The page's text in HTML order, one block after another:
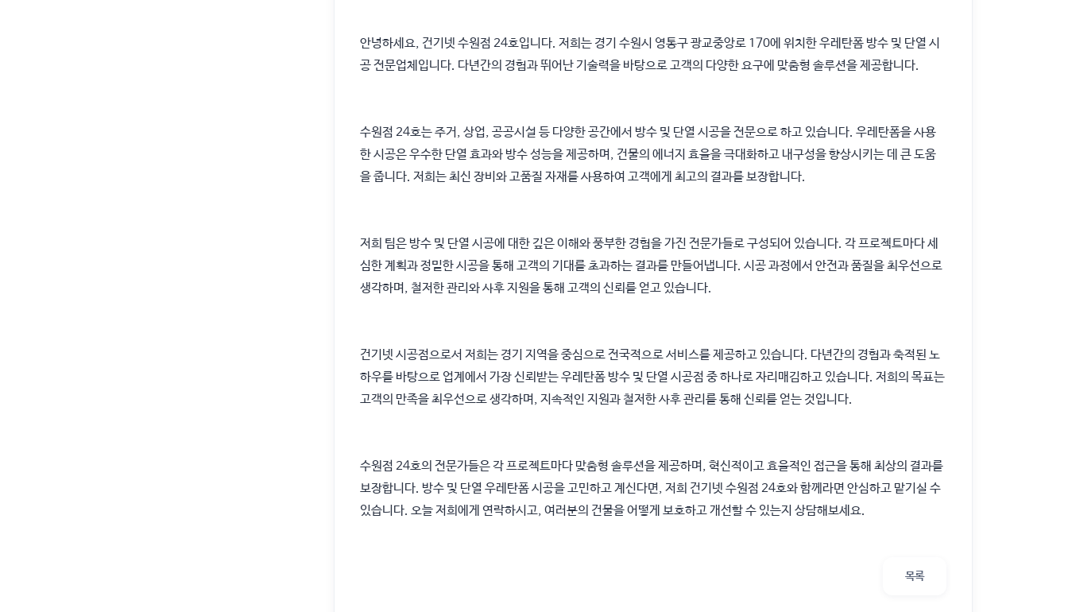
안녕하세요, 건기넷 수원점 24호입니다. 저희는 경기 수원시 영통구 광교중앙로 170에 위치한 우레탄폼 방수 및 단열 시
공 전문업체입니다. 다년간의 경험과 뛰어난 기술력을 바탕으로 고객의 다양한 요구에 맞춤형 솔루션을 제공합니다.
수원점 24호는 주거, 상업, 공공시설 등 다양한 공간에서 방수 및 단열 시공을 전문으로 하고 있습니다. 우레탄폼을 사용
한 시공은 우수한 단열 효과와 방수 성능을 제공하며, 건물의 에너지 효율을 극대화하고 내구성을 향상시키는 데 큰 도움
을 줍니다. 저희는 최신 장비와 고품질 자재를 사용하여 고객에게 최고의 결과를 보장합니다.
저희 팀은 방수 및 단열 시공에 대한 깊은 이해와 풍부한 경험을 가진 전문가들로 구성되어 있습니다. 각 프로젝트마다 세
심한 계획과 정밀한 시공을 통해 고객의 기대를 초과하는 결과를 만들어냅니다. 시공 과정에서 안전과 품질을 최우선으로
생각하며, 철저한 관리와 사후 지원을 통해 고객의 신뢰를 얻고 있습니다.
건기넷 시공점으로서 저희는 경기 지역을 중심으로 전국적으로 서비스를 제공하고 있습니다. 다년간의 경험과 축적된 노
하우를 바탕으로 업계에서 가장 신뢰받는 우레탄폼 방수 및 단열 시공점 중 하나로 자리매김하고 있습니다. 저희의 목표는
고객의 만족을 최우선으로 생각하며, 지속적인 지원과 철저한 사후 관리를 통해 신뢰를 얻는 것입니다.
수원점 24호의 전문가들은 각 프로젝트마다 맞춤형 솔루션을 제공하며, 혁신적이고 효율적인 접근을 통해 최상의 결과를
보장합니다. 방수 및 단열 우레탄폼 시공을 고민하고 계신다면, 저희 건기넷 수원점 24호와 함께라면 안심하고 맡기실 수
있습니다. 오늘 저희에게 연락하시고, 여러분의 건물을 어떻게 보호하고 개선할 수 있는지 상담해보세요.
목록